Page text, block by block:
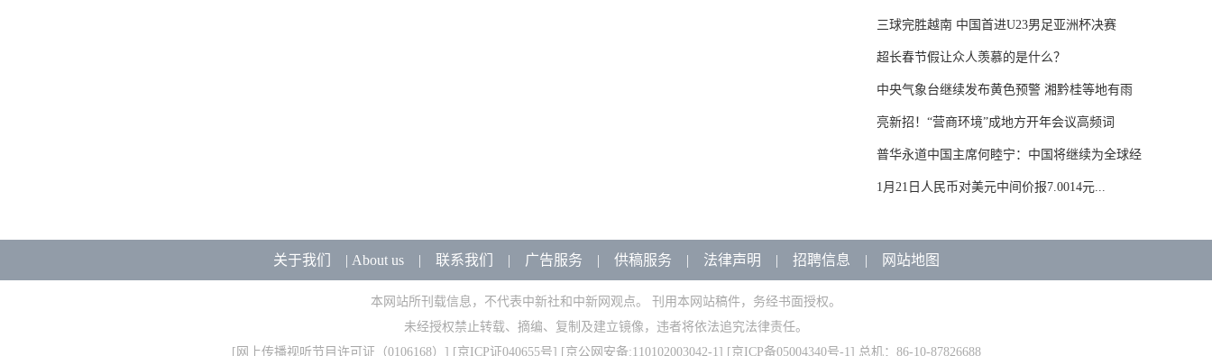
守...
三球完胜越南 中国首进U23男足亚洲杯决赛
超长春节假让众人羡慕的是什么？
中央气象台继续发布黄色预警 湘黔桂等地有雨
雪...
亮新招！“营商环境”成地方开年会议高频词
普华永道中国主席何睦宁：中国将继续为全球经
济...
1月21日人民币对美元中间价报7.0014元...
关于我们 | About us| 联系我们 | 广告服务 | 供稿服务 | 法律声明 | 招聘信息 | 网站地图
本网站所刊载信息，不代表中新社和中新网观点。 刊用本网站稿件，务经书面授权。
未经授权禁止转载、摘编、复制及建立镜像，违者将依法追究法律责任。
[ 网上传播视听节目许可证（0106168） ] [京ICP证040655号] [京公网安备:110102003042-1] [京ICP备05004340号-1] 总机：86-10-87826688